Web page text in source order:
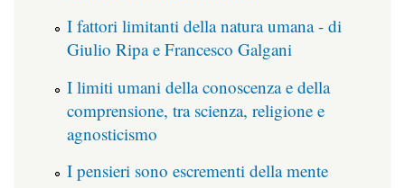
I fattori limitanti della natura umana - di
Giulio Ripa e Francesco Galgani
I limiti umani della conoscenza e della
comprensione, tra scienza, religione e
agnosticismo
I pensieri sono escrementi della mente